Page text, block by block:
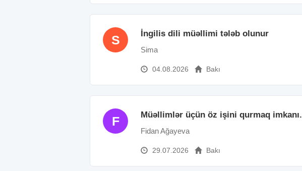
S İngilis dili müəllimi tələb olunur
Sima
04.08.2026 Bakı
F Müəllimlər üçün öz işini qurmaq imkanı.
Fidan Ağayeva
29.07.2026 Bakı